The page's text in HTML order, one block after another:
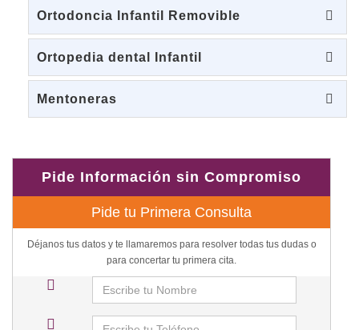
Ortodoncia Infantil Removible
Ortopedia dental Infantil
Mentoneras
Pide Información sin Compromiso
Pide tu Primera Consulta
Déjanos tus datos y te llamaremos para resolver todas tus dudas o
para concertar tu primera cita.